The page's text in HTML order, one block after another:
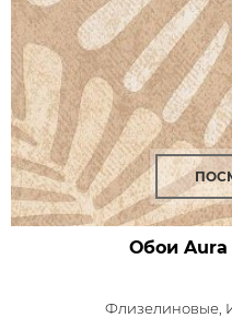
Обои Aura
Флизелиновые,